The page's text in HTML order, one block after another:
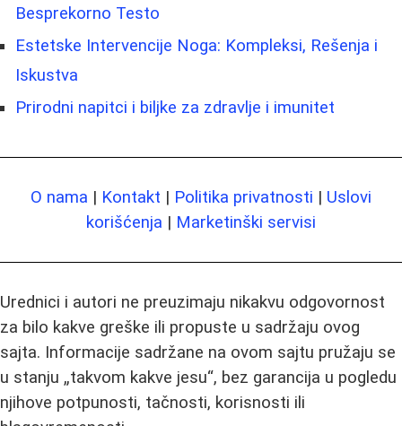
Besprekorno Testo
Estetske Intervencije Noga: Kompleksi, Rešenja i
Iskustva
Prirodni napitci i biljke za zdravlje i imunitet
O nama | Kontakt | Politika privatnosti | Uslovi
korišćenja | Marketinški servisi
Urednici i autori ne preuzimaju nikakvu odgovornost
za bilo kakve greške ili propuste u sadržaju ovog
sajta. Informacije sadržane na ovom sajtu pružaju se
u stanju „takvom kakve jesu“, bez garancija u pogledu
njihove potpunosti, tačnosti, korisnosti ili